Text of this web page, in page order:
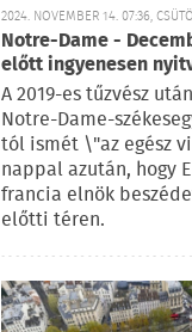
2024. NOVEMBER 14. 07:36,
Notre-Dame -
előtt ingyenesen
A 2019-es tűzvész
Notre-Dame-
tól ismét \"az egész
nappal azután, hogy
francia elnök
előtti téren.